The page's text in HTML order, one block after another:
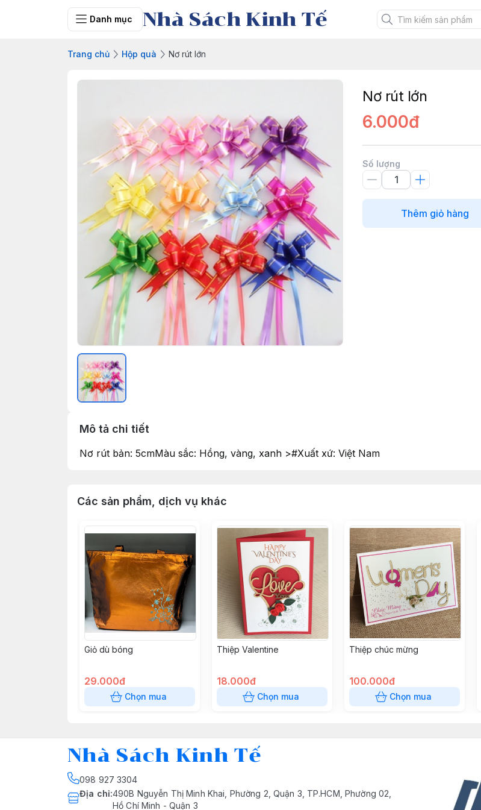
Danh mục Nhà Sách Kinh Tế
Trang chủ Hộp quà Nơ rút lớn
Nơ rút lớn
6.000đ
Số lượng
Thêm giỏ hàng
Mô tả chi tiết
Nơ rút bản: 5cmMàu sắc: Hồng, vàng, xanh >#Xuất xứ: Việt Nam
Các sản phẩm, dịch vụ khác
Giỏ dù bóng
29.000đ
Chọn mua
Thiệp Valentine
18.000đ
Chọn mua
Thiệp chúc mừng
100.000đ
Chọn mua
Nhà Sách Kinh Tế
098 927 3304
Địa chỉ:490B Nguyễn Thị Minh Khai, Phường 2, Quận 3, TP.HCM, Phường 02,
Hồ Chí Minh - Quận 3